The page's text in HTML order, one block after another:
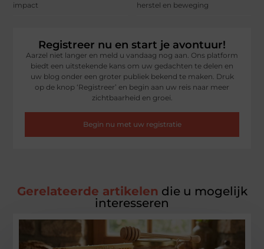
impact
herstel en beweging
Registreer nu en start je avontuur!
Aarzel niet langer en meld u vandaag nog aan. Ons platform
biedt een uitstekende kans om uw gedachten te delen en
uw blog onder een groter publiek bekend te maken. Druk
op de knop ‘Registreer’ en begin aan uw reis naar meer
zichtbaarheid en groei.
Begin nu met uw registratie
Gerelateerde artikelen die u mogelijk
interesseren